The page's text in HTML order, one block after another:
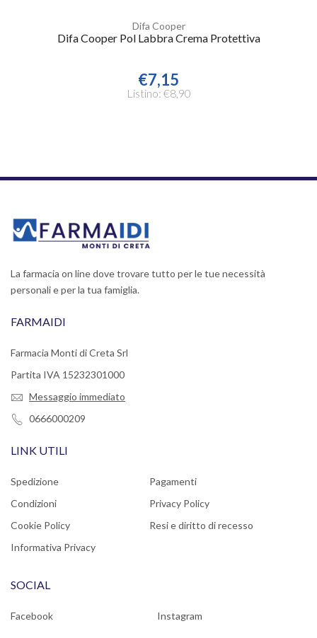
Difa Cooper
Difa Cooper Pol Labbra Crema Protettiva
€7,15
Listino: €8,90
La farmacia on line dove trovare tutto per le tue necessità
personali e per la tua famiglia.
FARMAIDI
Farmacia Monti di Creta Srl
Partita IVA 15232301000
Messaggio immediato
0666000209
LINK UTILI
Spedizione
Pagamenti
Condizioni
Privacy Policy
Cookie Policy
Resi e diritto di recesso
Informativa Privacy
SOCIAL
Facebook Instagram